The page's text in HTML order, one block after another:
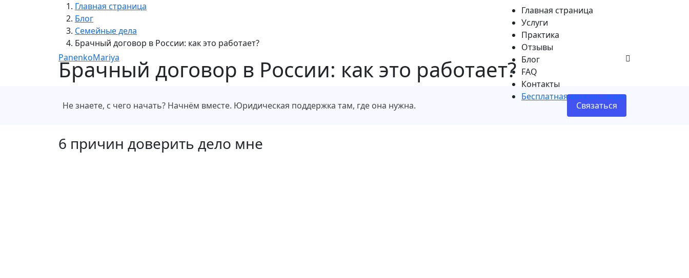
PanenkoMariya
Главная страница
Услуги
Практика
Отзывы
Блог
FAQ
Контакты
Бесплатная консультация
Главная страница
Блог
Семейные дела
Брачный договор в России: как это работает?
Брачный договор в России: как это работает?
Не знаете, с чего начать? Начнём вместе. Юридическая поддержка там, где она нужна. Связаться
6 причин доверить дело мне